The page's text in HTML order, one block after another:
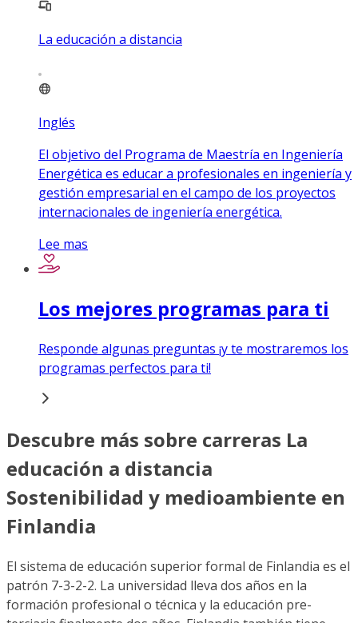
La educación a distancia
Inglés
El objetivo del Programa de Maestría en Ingeniería
Energética es educar a profesionales en ingeniería y
gestión empresarial en el campo de los proyectos
internacionales de ingeniería energética.
Lee mas
Los mejores programas para ti
Responde algunas preguntas ¡y te mostraremos los
programas perfectos para ti!
Descubre más sobre carreras La
educación a distancia
Sostenibilidad y medioambiente en
Finlandia
El sistema de educación superior formal de Finlandia es el
patrón 7-3-2-2. La universidad lleva dos años en la
formación profesional o técnica y la educación pre-